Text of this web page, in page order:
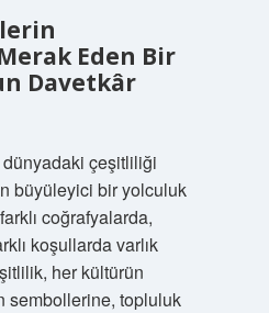
Eden Bir
Davetkâr
çeşitliliği
büyüleyici bir yolculuk
coğrafyalarda,
koşullarda varlık
her kültürün
sembollerine, topluluk